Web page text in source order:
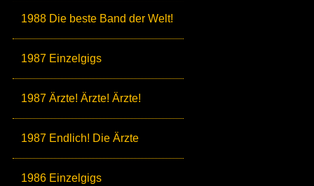
1988 Die beste Band der Welt!
1987 Einzelgigs
1987 Ärzte! Ärzte! Ärzte!
1987 Endlich! Die Ärzte
1986 Einzelgigs